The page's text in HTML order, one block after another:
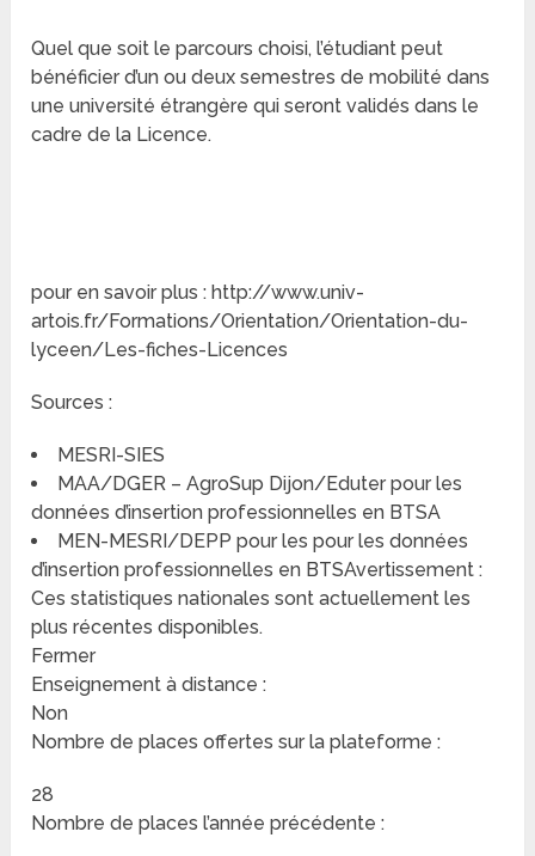
Quel que soit le parcours choisi, l’étudiant peut
bénéficier d’un ou deux semestres de mobilité dans
une université étrangère qui seront validés dans le
cadre de la Licence.
pour en savoir plus : http://www.univ-
artois.fr/Formations/Orientation/Orientation-du-
lyceen/Les-fiches-Licences
Sources :
MESRI-SIES
MAA/DGER – AgroSup Dijon/Eduter pour les
données d’insertion professionnelles en BTSA
MEN-MESRI/DEPP pour les pour les données
d’insertion professionnelles en BTSAvertissement :
Ces statistiques nationales sont actuellement les
plus récentes disponibles.
Fermer
Enseignement à distance :
Non
Nombre de places offertes sur la plateforme :
28
Nombre de places l’année précédente :